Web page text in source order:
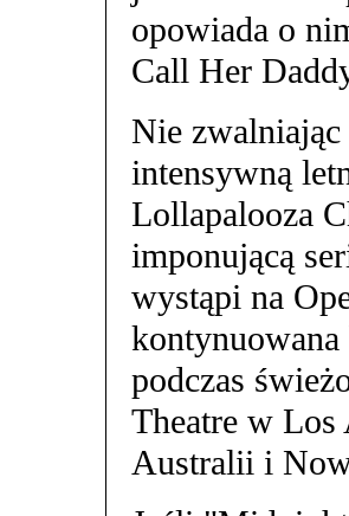
opowiada o
Call Her
Nie
intensywną
Lollapalooza
imponującą
wystąpi na
podczas
Theatre w Los
Australii i